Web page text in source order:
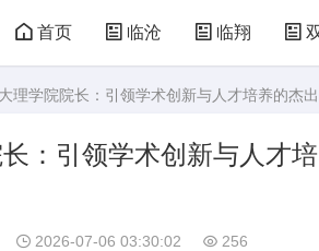
首页 临沧 临翔
理学院院长：引领学术创新与人才培养的
：引领学术创新与人才
2026-07-06 03:30:02 256